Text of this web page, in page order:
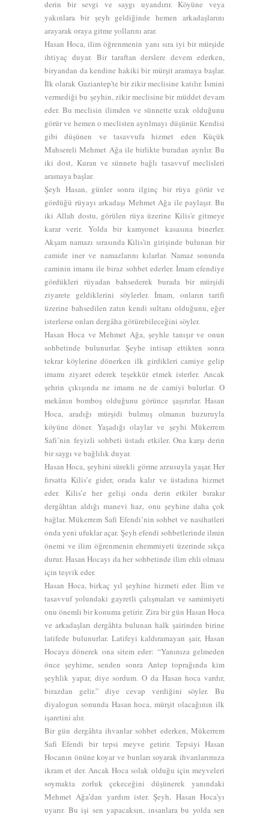
derin bir sevgi ve saygı uyandırır. Köyüne veya
yakınlara bir şeyh geldiğinde hemen arkadaşlarını
arayarak oraya gitme yollarını arar.
Hasan Hoca, ilim öğrenmenin yanı sıra iyi bir mürşide
ihtiyaç duyar. Bir taraftan derslere devem ederken,
biryandan da kendine hakiki bir mürşit aramaya başlar.
İlk olarak Gaziantep'te bir zikir meclisine katılır. İsmini
vermediği bu şeyhin, zikir meclisine bir müddet devam
eder. Bu meclisin ilimden ve sünnette uzak olduğunu
görür ve hemen o meclisten ayrılmayı düşünür. Kendisi
gibi düşünen ve tasavvufa hizmet eden Küçük
Mahsereli Mehmet Ağa ile birlikte buradan ayrılır. Bu
iki dost, Kuran ve sünnete bağlı tasavvuf meclisleri
aramaya başlar.
Şeyh Hasan, günler sonra ilginç bir rüya görür ve
gördüğü rüyayı arkadaşı Mehmet Ağa ile paylaşır. Bu
iki Allah dostu, görülen rüya üzerine Kilis'e gitmeye
karar verir. Yolda bir kamyonet kasasına binerler.
Akşam namazı sırasında Kilis'in girişinde bulunan bir
camide iner ve namazlarını kılarlar. Namaz sonunda
caminin imamı ile biraz sohbet ederler. İmam efendiye
gördükleri rüyadan bahsederek burada bir mürşidi
ziyarete geldiklerini söylerler. İmam, onların tarifi
üzerine bahsedilen zatın kendi sultanı olduğunu, eğer
isterlerse onları dergâha götürebileceğini söyler.
Hasan Hoca ve Mehmet Ağa, şeyhle tanışır ve onun
sohbetinde bulunurlar. Şeyhe intisap ettikten sonra
tekrar köylerine dönerken ilk girdikleri camiye gelip
imamı ziyaret ederek teşekkür etmek isterler. Ancak
şehrin çıkışında ne imamı ne de camiyi bulurlar. O
mekânın bomboş olduğunu görünce şaşırırlar. Hasan
Hoca, aradığı mürşidi bulmuş olmanın huzuruyla
köyüne döner. Yaşadığı olaylar ve şeyhi Mükerrem
Safi’nin feyizli sohbeti üstadı etkiler. Ona karşı derin
bir saygı ve bağlılık duyar.
Hasan Hoca, şeyhini sürekli görme arzusuyla yaşar. Her
fırsatta Kilis’e gider, orada kalır ve üstadına hizmet
eder. Kilis’e her gelişi onda derin etkiler bırakır
dergâhtan aldığı manevi haz, onu şeyhine daha çok
bağlar. Mükerrem Safi Efendi’nin sohbet ve nasihatleri
onda yeni ufuklar açar. Şeyh efendi sohbetlerinde ilmin
önemi ve ilim öğrenmenin ehemmiyeti üzerinde sıkça
durur. Hasan Hocayı da her sohbetinde ilim ehli olması
için teşvik eder.
Hasan Hoca, birkaç yıl şeyhine hizmeti eder. İlim ve
tasavvuf yolundaki gayretli çalışmaları ve samimiyeti
onu önemli bir konuma getirir. Zira bir gün Hasan Hoca
ve arkadaşları dergâhta bulunan halk şairinden birine
latifede bulunurlar. Latifeyi kaldıramayan şair, Hasan
Hocaya dönerek ona sitem eder: “Yanınıza gelmeden
önce şeyhime, senden sonra Antep toprağında kim
şeyhlik yapar, diye sordum. O da Hasan hoca vardır,
birazdan gelir.” diye cevap verdiğini söyler. Bu
diyalogun sonunda Hasan hoca, mürşit olacağının ilk
işaretini alır.
Bir gün dergâhta ihvanlar sohbet ederken, Mükerrem
Safi Efendi bir tepsi meyve getirir. Tepsiyi Hasan
Hocanın önüne koyar ve bunları soyarak ihvanlarımıza
ikram et der. Ancak Hoca solak olduğu için meyveleri
soymakta zorluk çekeceğini düşünerek yanındaki
Mehmet Ağa’dan yardım ister. Şeyh, Hasan Hoca’yı
uyarır. Bu işi sen yapacaksın, insanlara bu yolda sen